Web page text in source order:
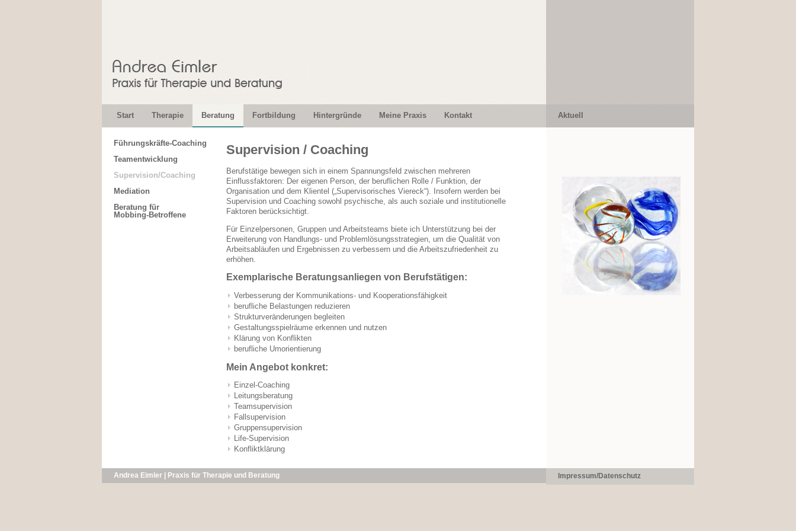
Start Therapie Beratung Fortbildung Hintergründe Meine Praxis Kontakt Aktuell
Führungskräfte-Coaching
Teamentwicklung
Supervision/Coaching
Mediation
Beratung für
Mobbing-Betroffene
Supervision / Coaching
Berufstätige bewegen sich in einem Spannungsfeld zwischen mehreren
Einflussfaktoren: Der eigenen Person, der beruflichen Rolle / Funktion, der
Organisation und dem Klientel („Supervisorisches Viereck“). Insofern werden bei
Supervision und Coaching sowohl psychische, als auch soziale und institutionelle
Faktoren berücksichtigt.
Für Einzelpersonen, Gruppen und Arbeitsteams biete ich Unterstützung bei der
Erweiterung von Handlungs- und Problemlösungsstrategien, um die Qualität von
Arbeitsabläufen und Ergebnissen zu verbessern und die Arbeitszufriedenheit zu
erhöhen.
Exemplarische Beratungsanliegen von Berufstätigen:
Verbesserung der Kommunikations- und Kooperationsfähigkeit
berufliche Belastungen reduzieren
Strukturveränderungen begleiten
Gestaltungsspielräume erkennen und nutzen
Klärung von Konflikten
berufliche Umorientierung
Mein Angebot konkret:
Einzel-Coaching
Leitungsberatung
Teamsupervision
Fallsupervision
Gruppensupervision
Life-Supervision
Konfliktklärung
Andrea Eimler | Praxis für Therapie und Beratung Impressum/Datenschutz